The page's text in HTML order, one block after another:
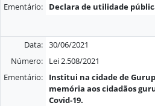
Ementário:
Declara de utilidade
Data: 30/06/2021
Número:
Lei 2.508/2021
Ementário:
Institui na cidade de
memória aos cidadãos
Covid-19.